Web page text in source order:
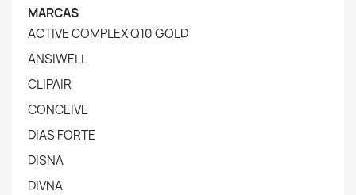
MARCAS
ACTIVE COMPLEX Q10 GOLD
ANSIWELL
CLIPAIR
CONCEIVE
DIAS FORTE
DISNA
DIVNA